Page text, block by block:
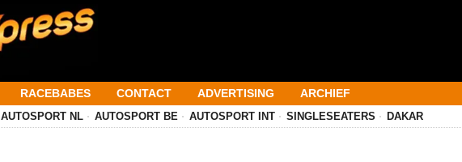
RACEBABES CONTACT ADVERTISING ARCHIEF
AUTOSPORT NL AUTOSPORT BE AUTOSPORT INT SINGLESEATERS DAKAR